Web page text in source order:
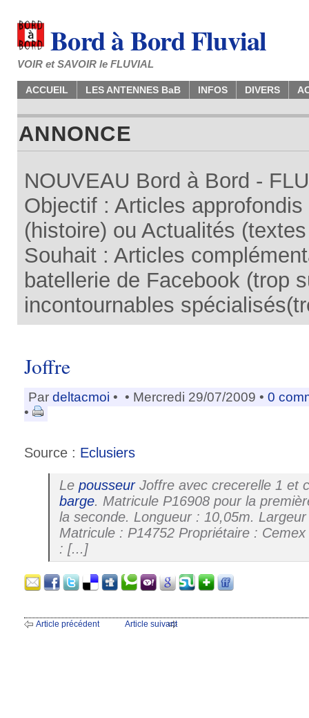
Bord à Bord Fluvial
VOIR et SAVOIR le FLUVIAL
ACCUEIL LES ANTENNES BaB INFOS DIVERS
ANNONCE
NOUVEAU Bord à Bord -
Objectif : Articles
(histoire) ou Actualités
Souhait : Articles
batellerie de Facebook (trop
incontournables
Joffre
Par deltacmoi • • Mercredi 29/07/2009 • 0
•
Source : Eclusiers
Le pousseurJoffre avec crecerelle 1 et
barge. Matricule P16908 pour la
la seconde. Longueur : 10,05m.
Matricule : P14752 Propriétaire :
: [...]
Article précédent Article suivant